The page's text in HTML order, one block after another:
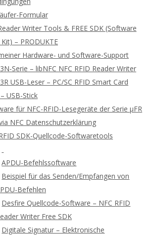
Formular
Writer Tools & FREE SDK (Software
– PRODUKTE
Hardware- und Software-Support
Serie – libNFC NFC RFID Reader Writer
USB-Leser – PC/SC RFID Smart Card
USB-Stick
für NFC-RFID-Lesegeräte der Serie μFR
NFC Datenschutzerklärung
SDK-Quellcode-Softwaretools
APDU-Befehlssoftware
Beispiel für das Senden/Empfangen von
Befehlen
Desfire Quellcode-Software – NFC RFID
Writer Free SDK
Digitale Signatur – Elektronische